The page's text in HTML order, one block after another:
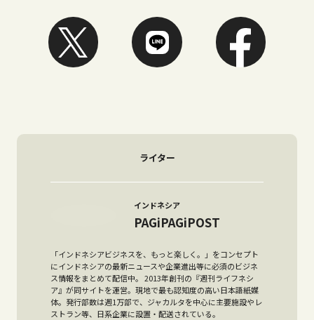
ライター
インドネシア
PAGiPAGiPOST
「インドネシアビジネスを、もっと楽しく。」をコンセプト
にインドネシアの最新ニュースや企業進出等に必須のビジネ
ス情報をまとめて配信中。 2013年創刊の『週刊ライフネシ
ア』が同サイトを運営。現地で最も認知度の高い日本語紙媒
体。発行部数は週1万部で、ジャカルタを中心に主要施設やレ
ストラン等、日系企業に設置・配送されている。